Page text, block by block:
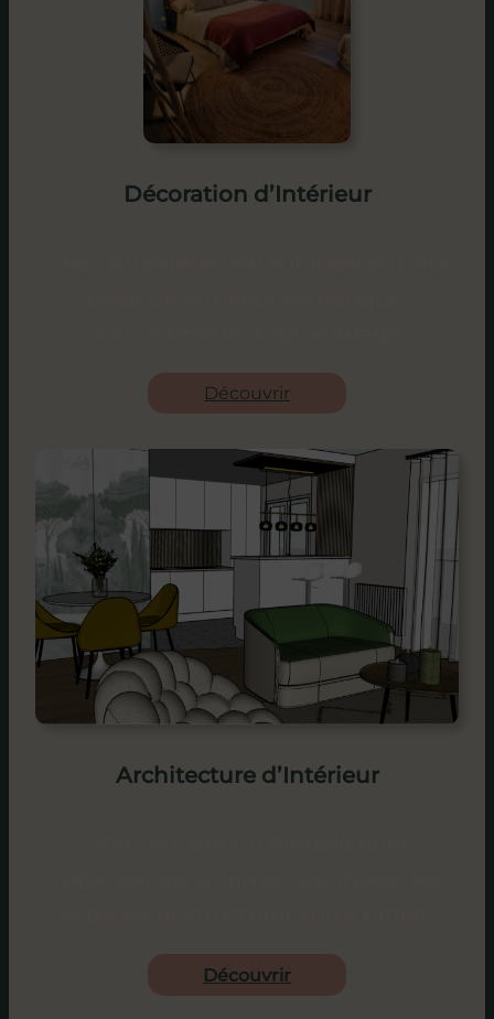
Décoration d’Intérieur
Découvrir
Architecture d’Intérieur
Découvrir